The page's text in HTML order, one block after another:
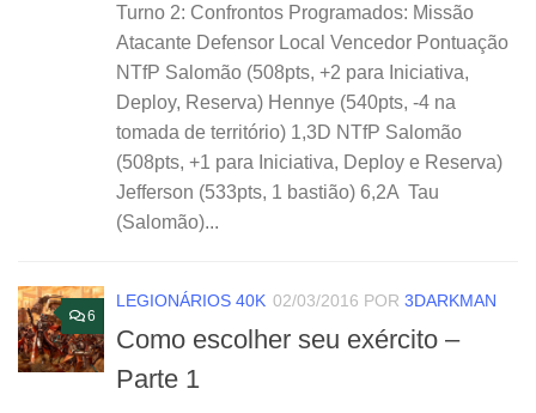
Turno 2: Confrontos Programados: Missão
Atacante Defensor Local Vencedor Pontuação
NTfP Salomão (508pts, +2 para Iniciativa,
Deploy, Reserva) Hennye (540pts, -4 na
tomada de território) 1,3D NTfP Salomão
(508pts, +1 para Iniciativa, Deploy e Reserva)
Jefferson (533pts, 1 bastião) 6,2A Tau
(Salomão)...
6
LEGIONÁRIOS 40K 02/03/2016 POR 3DARKMAN
Como escolher seu exército –
Parte 1